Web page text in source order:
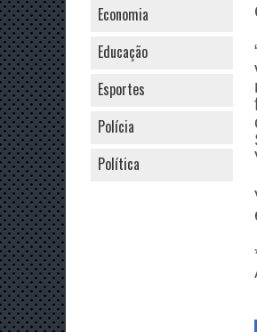
Economia
Educação
Esportes
Polícia
Política